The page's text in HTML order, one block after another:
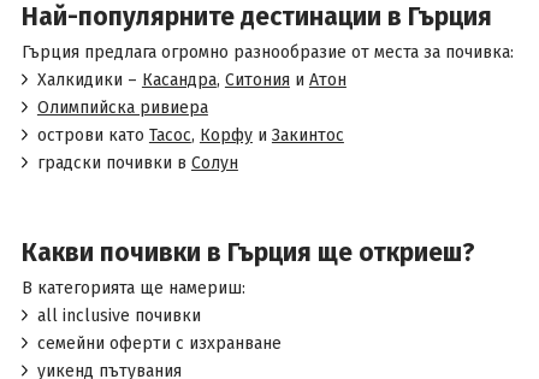
Най-популярните дестинации в Гърция
Гърция предлага огромно разнообразие от места за почивка:
Халкидики – Касандра, Ситония и Атон
Олимпийска ривиера
острови като Тасос, Корфуи Закинтос
градски почивки в Солун
Какви почивки в Гърция ще откриеш?
В категорията ще намериш:
all inclusive почивки
семейни оферти с изхранване
уикенд пътувания